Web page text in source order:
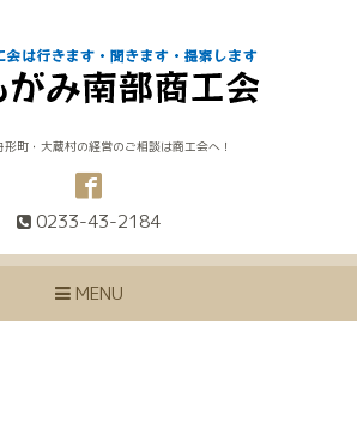
形町・大蔵村の経営のご相談は商工会へ！
0233-43-2184
MENU